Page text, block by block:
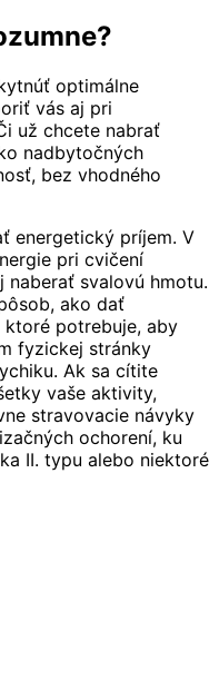
optimálne
vás aj pri
už chcete nabrať
nadbytočných
bez vhodného
energetický príjem. V
pri cvičení
naberať svalovú hmotu.
ako dať
potrebuje, aby
fyzickej stránky
Ak sa cítite
vaše aktivity,
stravovacie návyky
ochorení, ku
II. typu alebo niektoré